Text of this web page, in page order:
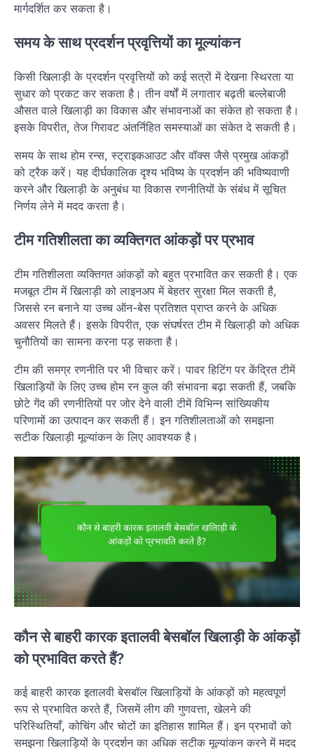
मार्गदर्शित कर सकता है।
समय के साथ प्रदर्शन प्रवृत्तियों का मूल्यांकन
किसी खिलाड़ी के प्रदर्शन प्रवृत्तियों को कई सत्रों में देखना स्थिरता या
सुधार को प्रकट कर सकता है। तीन वर्षों में लगातार बढ़ती बल्लेबाजी
औसत वाले खिलाड़ी का विकास और संभावनाओं का संकेत हो सकता है।
इसके विपरीत, तेज गिरावट अंतर्निहित समस्याओं का संकेत दे सकती है।
समय के साथ होम रन्स, स्ट्राइकआउट और वॉक्स जैसे प्रमुख आंकड़ों
को ट्रैक करें। यह दीर्घकालिक दृश्य भविष्य के प्रदर्शन की भविष्यवाणी
करने और खिलाड़ी के अनुबंध या विकास रणनीतियों के संबंध में सूचित
निर्णय लेने में मदद करता है।
टीम गतिशीलता का व्यक्तिगत आंकड़ों पर प्रभाव
टीम गतिशीलता व्यक्तिगत आंकड़ों को बहुत प्रभावित कर सकती है। एक
मजबूत टीम में खिलाड़ी को लाइनअप में बेहतर सुरक्षा मिल सकती है,
जिससे रन बनाने या उच्च ऑन-बेस प्रतिशत प्राप्त करने के अधिक
अवसर मिलते हैं। इसके विपरीत, एक संघर्षरत टीम में खिलाड़ी को अधिक
चुनौतियों का सामना करना पड़ सकता है।
टीम की समग्र रणनीति पर भी विचार करें। पावर हिटिंग पर केंद्रित टीमें
खिलाड़ियों के लिए उच्च होम रन कुल की संभावना बढ़ा सकती हैं, जबकि
छोटे गेंद की रणनीतियों पर जोर देने वाली टीमें विभिन्न सांख्यिकीय
परिणामों का उत्पादन कर सकती हैं। इन गतिशीलताओं को समझना
सटीक खिलाड़ी मूल्यांकन के लिए आवश्यक है।
कौन से बाहरी कारक इतालवी बेसबॉल खिलाड़ी के आंकड़ों
को प्रभावित करते हैं?
कई बाहरी कारक इतालवी बेसबॉल खिलाड़ियों के आंकड़ों को महत्वपूर्ण
रूप से प्रभावित करते हैं, जिसमें लीग की गुणवत्ता, खेलने की
परिस्थितियाँ, कोचिंग और चोटों का इतिहास शामिल हैं। इन प्रभावों को
समझना खिलाड़ियों के प्रदर्शन का अधिक सटीक मूल्यांकन करने में मदद